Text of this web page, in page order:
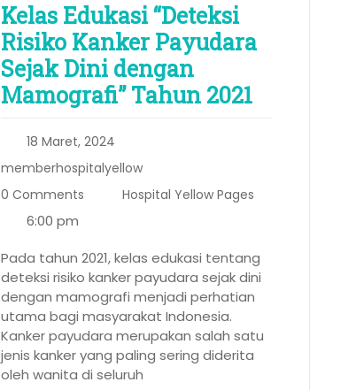
Kelas Edukasi “Deteksi
Risiko Kanker Payudara
Sejak Dini dengan
Mamografi” Tahun 2021
18 Maret, 2024
memberhospitalyellow
0 Comments
Hospital Yellow Pages
6:00 pm
Pada tahun 2021, kelas edukasi tentang
deteksi risiko kanker payudara sejak dini
dengan mamografi menjadi perhatian
utama bagi masyarakat Indonesia.
Kanker payudara merupakan salah satu
jenis kanker yang paling sering diderita
oleh wanita di seluruh